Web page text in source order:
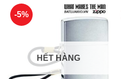
-5%
HẾT HÀNG